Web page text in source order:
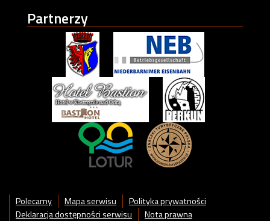
Partnerzy
Polecamy Mapa serwisu
Polityka prywatności
Deklaracja dostępności serwisu
Nota prawna